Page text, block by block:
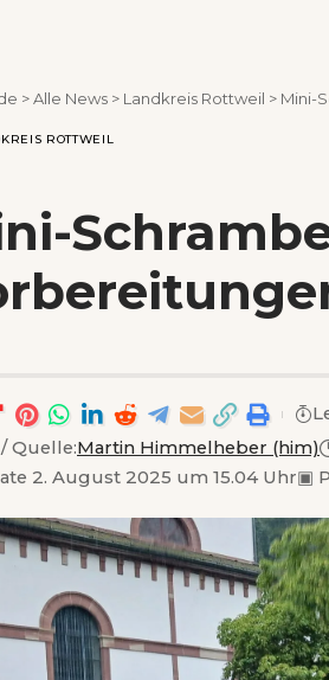
>Alle News > Landkreis Rottweil > Mini-
ROTTWEIL
Quelle:Martin Himmelheber (him)
2. August 2025 um 15.04 Uhr▣